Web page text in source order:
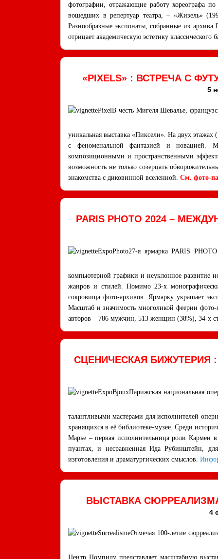
фотографии, отражающие работу хореографа
вошедших в репертуар театра, – «Жизель»
Разнообразные экспонаты, собранные из
отрицает академическую эстетику классического
«PIXELS» : ВСТРЕЧА С
5
В честь Мигеля Шевалье,
уникальная выставка «Пиксели». На двух
с феноменальной фантазией и новацией.
композиционными и пространственными
возможность не только созерцать
знакомства с диковинной вселенной. См. фото-
PARIS PHOTO 2024 –
27-я ярмарка PARIS
компьютерной графики и неуклонное развитие
жанров и стилей. Помимо 23-х
сокровища фото-архивов. Ярмарку украшает
Масштаб и значимость многоликой феерии фото-
авторов – 786 мужчин, 513 женщин (38%), 34-х
СЦЕНИЧЕСКАЯ БИЖУТЕРИЯ
Парижская национальная
талантливыми мастерами для исполнителей
хранящихся в её библиотеке-музее. Среди
Марье – первая исполнительница роли Кармен
пуантах, и несравненная Ида Рубинштейн,
изготовления и драматургических смыслов.
ВЫСТАВКА
4
Отмечая 100-летие
Центр Помпиду представляет масштабную